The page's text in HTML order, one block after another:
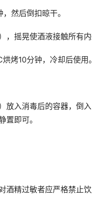
然后倒扣晾干。
摇晃使酒液接触所有
烤10分钟，冷却后使用。
放入消毒后的容器，倒
置即可。
精过敏者应严格禁止饮